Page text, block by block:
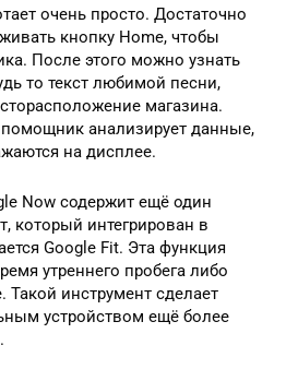
очень просто. Достаточно
кнопку Home, чтобы
После этого можно узнать
то текст любимой песни,
магазина.
анализирует данные,
на дисплее.
Now содержит ещё один
который интегрирован в
Google Fit. Эта функция
утреннего пробега либо
Такой инструмент сделает
устройством ещё более